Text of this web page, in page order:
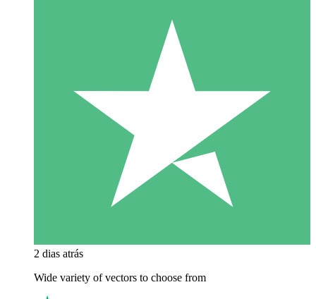
2 dias atrás
Wide variety of vectors to choose from